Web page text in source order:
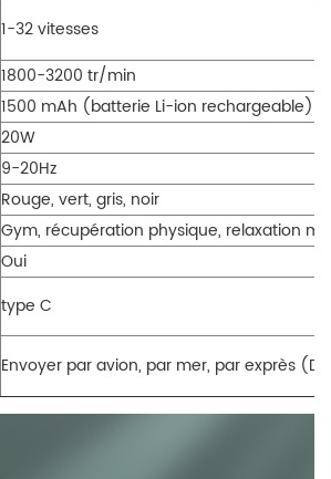
1-32 vitesses
1800-3200 tr/min
1500 mAh (batterie Li-ion rechargeable)
20W
9-20Hz
Rouge, vert, gris, noir
Gym, récupération physique, relaxation
Oui
type C
Envoyer par avion, par mer, par exprès